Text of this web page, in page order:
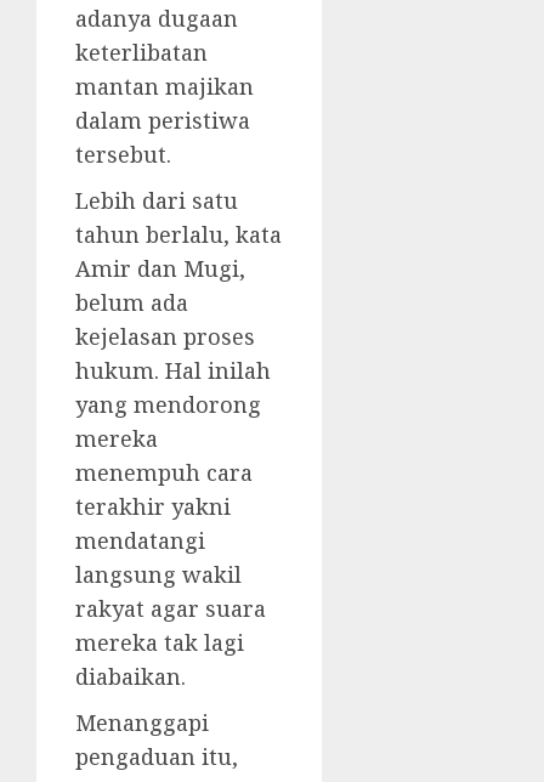
adanya dugaan
keterlibatan
mantan majikan
dalam peristiwa
tersebut.
Lebih dari satu
tahun berlalu, kata
Amir dan Mugi,
belum ada
kejelasan proses
hukum. Hal inilah
yang mendorong
mereka
menempuh cara
terakhir yakni
mendatangi
langsung wakil
rakyat agar suara
mereka tak lagi
diabaikan.
Menanggapi
pengaduan itu,